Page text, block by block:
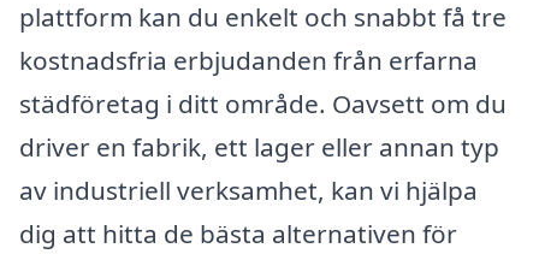
plattform kan du enkelt och snabbt få tre
kostnadsfria erbjudanden från erfarna
städföretag i ditt område. Oavsett om du
driver en fabrik, ett lager eller annan typ
av industriell verksamhet, kan vi hjälpa
dig att hitta de bästa alternativen för